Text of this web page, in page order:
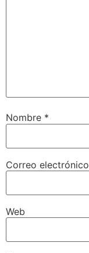
Nombre *
Correo electrónico
Web